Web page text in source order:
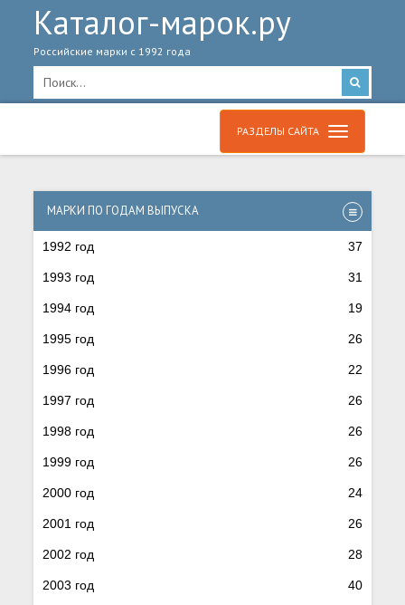
Каталог-марок.ру
Российские марки с 1992 года
РАЗДЕЛЫ САЙТА
МАРКИ ПО ГОДАМ ВЫПУСКА
1992 год 37
1993 год 31
1994 год 19
1995 год 26
1996 год 22
1997 год 26
1998 год 26
1999 год 26
2000 год 24
2001 год 26
2002 год 28
2003 год 40